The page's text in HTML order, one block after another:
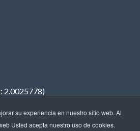
2.0025778)
su experiencia en nuestro sitio web. Al
Usted acepta nuestro uso de cookies.